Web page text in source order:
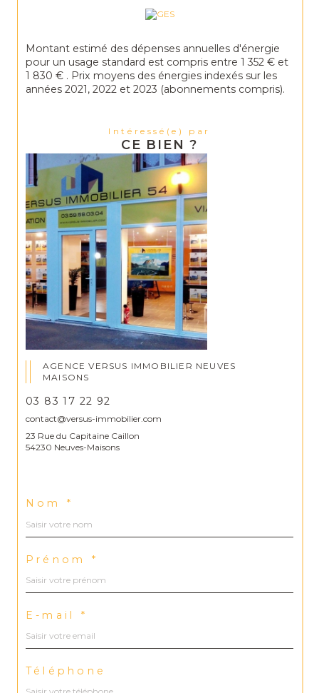
Montant estimé des dépenses annuelles d'énergie
pour un usage standard est compris entre 1 352 € et
1 830 € . Prix moyens des énergies indexés sur les
années 2021, 2022 et 2023 (abonnements compris).
Intéressé(e) par
CE BIEN ?
AGENCE VERSUS IMMOBILIER NEUVES
MAISONS
03 83 17 22 92
contact@versus-immobilier.com
23 Rue du Capitaine Caillon
54230 Neuves-Maisons
Nom *
Prénom *
E-mail *
Téléphone